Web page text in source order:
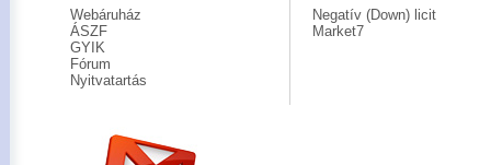
Webáruház
ÁSZF
GYIK
Fórum
Nyitvatartás
Negatív (Down) licit
Market7